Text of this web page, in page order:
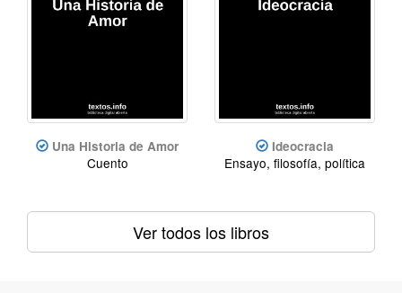
Una Historia de Amor
Cuento
Ideocracia
Ensayo, filosofía, política
Ver todos los libros